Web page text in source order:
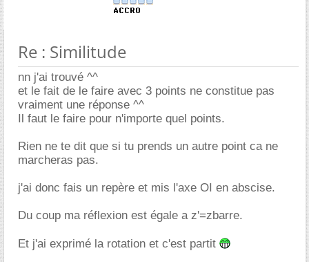
Re : Similitude
nn j'ai trouvé ^^
et le fait de le faire avec 3 points ne constitue pas
vraiment une réponse ^^
Il faut le faire pour n'importe quel points.
Rien ne te dit que si tu prends un autre point ca ne
marcheras pas.
j'ai donc fais un repère et mis l'axe OI en abscise.
Du coup ma réflexion est égale a z'=zbarre.
Et j'ai exprimé la rotation et c'est partit